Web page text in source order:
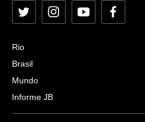
Twitter InstagramYouTubeFacebook
Rio
Brasil
Mundo
Informe JB